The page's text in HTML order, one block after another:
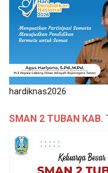
hardiknas2026
SMAN 2 TUBAN KAB.